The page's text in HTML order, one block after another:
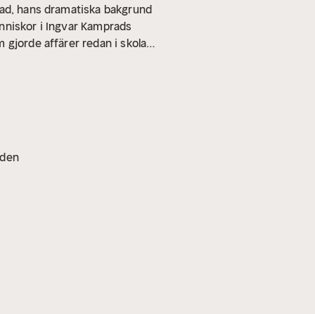
hans dramatiska bakgrund
i Ingvar Kamprads
gjorde affärer redan i skolan,